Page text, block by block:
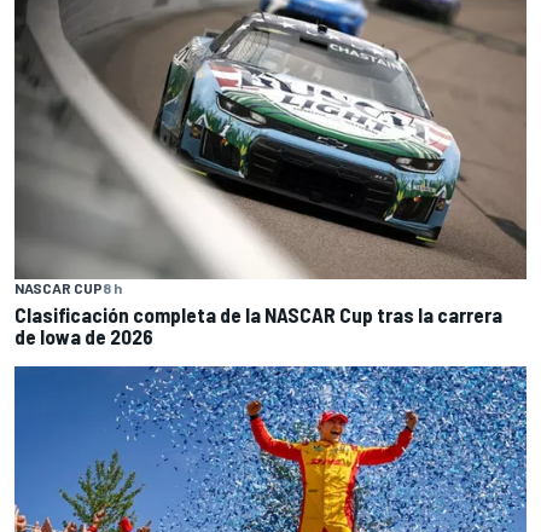
NASCAR CUP8 h
Clasificación completa de la NASCAR Cup tras la carrera
de Iowa de 2026